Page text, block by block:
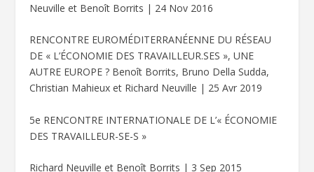
Neuville et Benoît Borrits | 24 Nov 2016
RENCONTRE EUROMÉDITERRANÉENNE DU RÉSEAU
DE « L’ÉCONOMIE DES TRAVAILLEUR.SES », UNE
AUTRE EUROPE ? Benoît Borrits, Bruno Della Sudda,
Christian Mahieux et Richard Neuville | 25 Avr 2019
5e RENCONTRE INTERNATIONALE DE L’« ÉCONOMIE
DES TRAVAILLEUR-SE-S »
Richard Neuville et Benoît Borrits | 3 Sep 2015